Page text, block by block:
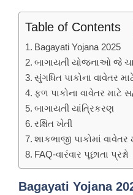
Table of Contents
Bagayati Yojana 2025
બાગાયતી યોજનાઓ જે
સુંગધિત પાકોના વાવેતર
ફળ પાકોના વાવેતર માટે
બાગાયતી યાંત્રિકરણ
રક્ષિત ખેતી
શાકભાજી પાકોમાં વાવેતર
FAQ-વારંવાર પૂછાતા પ્રશ્નો
Bagayati Yojana